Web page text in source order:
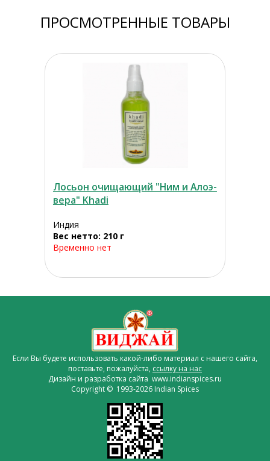
ПРОСМОТРЕННЫЕ ТОВАРЫ
Лосьон очищающий "Ним и Алоэ-
вера" Khadi
Индия
Вес нетто: 210 г
Временно нет
Если Вы будете использовать какой-либо материал с нашего сайта,
поставьте, пожалуйста, ссылку на нас
Дизайн и разработка сайта www.indianspices.ru
Copyright © 1993-2026 Indian Spices